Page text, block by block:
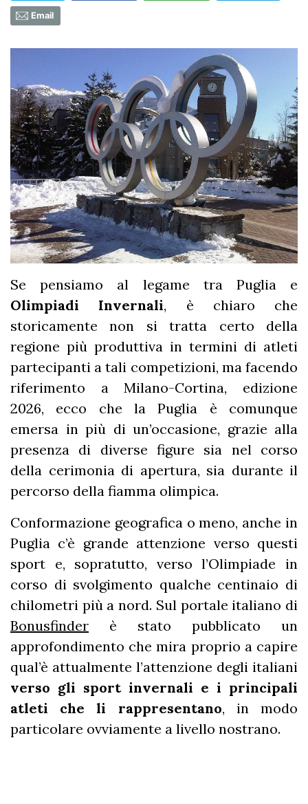
Email
Se pensiamo al legame tra Puglia e
Olimpiadi Invernali, è chiaro che
storicamente non si tratta certo della
regione più produttiva in termini di atleti
partecipanti a tali competizioni, ma facendo
riferimento a Milano-Cortina, edizione
2026, ecco che la Puglia è comunque
emersa in più di un’occasione, grazie alla
presenza di diverse figure sia nel corso
della cerimonia di apertura, sia durante il
percorso della fiamma olimpica.
Conformazione geografica o meno, anche in
Puglia c’è grande attenzione verso questi
sport e, sopratutto, verso l’Olimpiade in
corso di svolgimento qualche centinaio di
chilometri più a nord. Sul portale italiano di
Bonusfinder è stato pubblicato un
approfondimento che mira proprio a capire
qual’è attualmente l’attenzione degli italiani
verso gli sport invernali e i principali
atleti che li rappresentano, in modo
particolare ovviamente a livello nostrano.